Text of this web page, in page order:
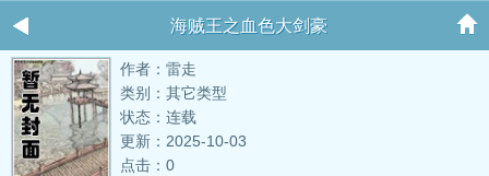
海贼王之血色大剑豪
作者：雷走
类别：其它类型
状态：连载
更新：2025-10-03
点击：0